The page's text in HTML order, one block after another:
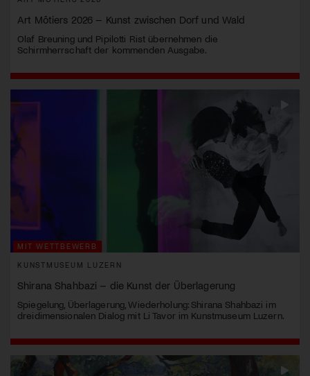
Art Môtiers 2026 – Kunst zwischen Dorf und Wald
Olaf Breuning und Pipilotti Rist übernehmen die
Schirmherrschaft der kommenden Ausgabe.
MIT WETTBEWERB
KUNSTMUSEUM LUZERN
Shirana Shahbazi – die Kunst der Überlagerung
Spiegelung, Überlagerung, Wiederholung: Shirana Shahbazi im
dreidimensionalen Dialog mit Li Tavor im Kunstmuseum Luzern.